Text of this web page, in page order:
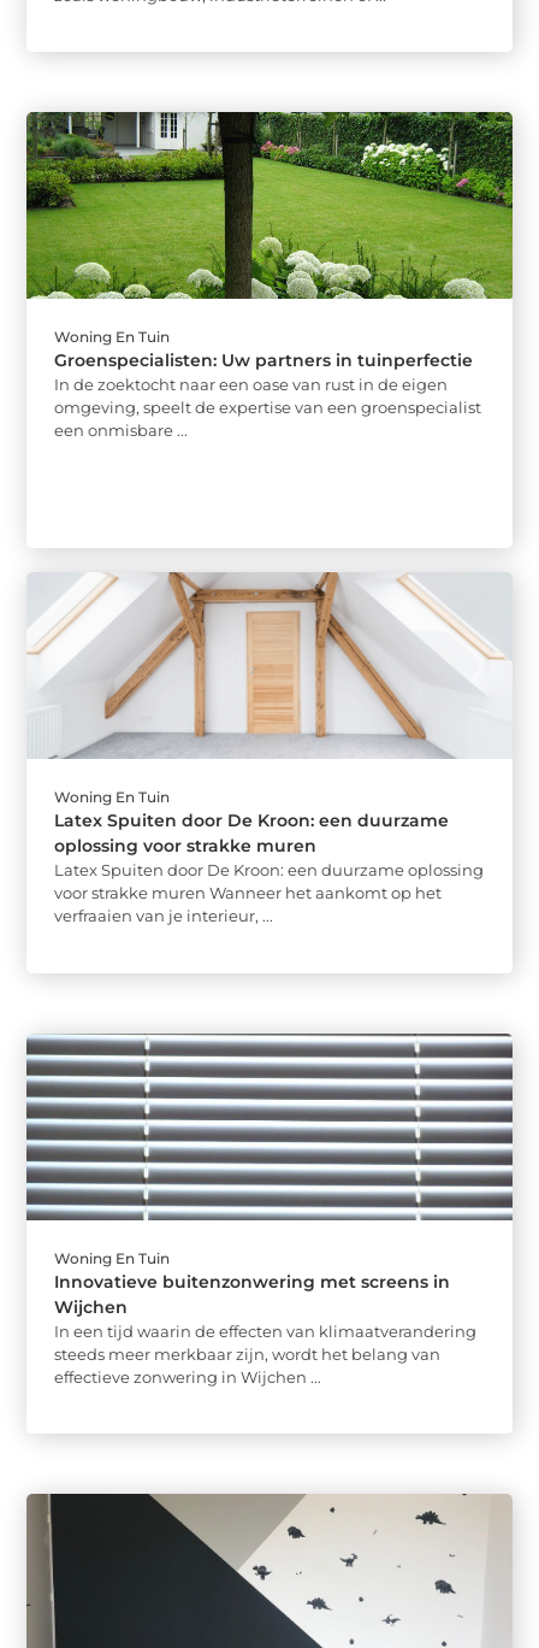
Woning En Tuin
Groenspecialisten: Uw partners in tuinperfectie
In de zoektocht naar een oase van rust in de eigen
omgeving, speelt de expertise van een groenspecialist
een onmisbare ...
Woning En Tuin
Latex Spuiten door De Kroon: een duurzame
oplossing voor strakke muren
Latex Spuiten door De Kroon: een duurzame oplossing
voor strakke muren Wanneer het aankomt op het
verfraaien van je interieur, ...
Woning En Tuin
Innovatieve buitenzonwering met screens in
Wijchen
In een tijd waarin de effecten van klimaatverandering
steeds meer merkbaar zijn, wordt het belang van
effectieve zonwering in Wijchen ...